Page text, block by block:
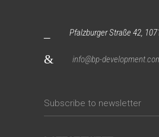
Pfalzburger Straße 42,
info@bp-